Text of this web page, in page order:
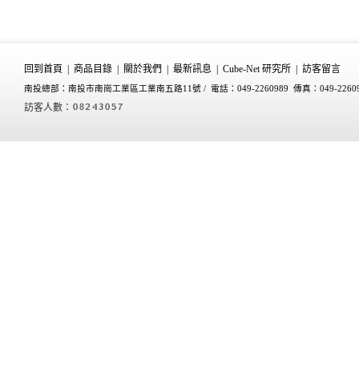
回到首頁 商品目錄 關於我們 最新訊息 Cube-Net 研究所 訪客留言
南投總部：南投市南崗工業區工業南五路11號 / 電話：049-2260989 傳真：049-
訪客人數：